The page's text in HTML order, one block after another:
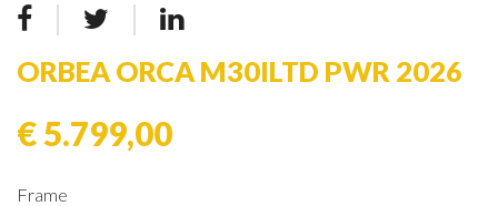
ORBEA ORCA M30ILTD PWR 2026
€ 5.799,00
Frame